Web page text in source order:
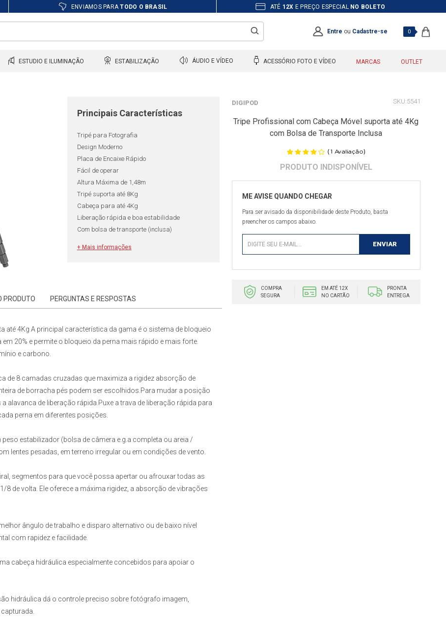
ENVIAMOS PARATODO O BRASIL ATÉ 12X E PREÇO ESPECIAL NO BOLETO
Entre ou Cadastre-se 0
ESTUDIO E ILUMINAÇÃO ESTABILIZAÇÃO ÁUDIO E VÍDEO ACESSÓRIO FOTO E VÍDEO MARCAS OUTLET
Principais Características
Tripé para Fotografia
Design Moderno
Placa de Encaixe Rápido
Fácil de operar
Altura Máxima de 1,48m
Tripé suporta até 8Kg
Cabeça para até 4Kg
Liberação rápida e boa estabilidade
Com bolsa de transporte (inclusa)
+ Mais informações
DIGIPOD 5541
Tripe Profissional com Cabeça Móvel suporta até 4Kg
com Bolsa de Transporte Inclusa
(1 Avaliação)
Para ser avisado da disponibilidade deste Produto, basta
preencher os campos abaixo.
COMPRA
SEGURA
EM ATÉ 12X
NO CARTÃO
PRONTA
ENTREGA
PRODUTO PERGUNTAS E RESPOSTAS
até 4Kg A principal característica da gama é o sistema de bloqueio
em 20% e permite o bloqueio da perna mais rápido e mais forte.
e carbono.
de 8 camadas cruzadas que maximiza a rigidez absorção de
de borracha pés podem ser escolhidos.Para mudar a posição
alavanca de liberação rápida.Puxe a trava de liberação rápida para
perna em diferentes posições.
estabilizador (bolsa de câmera e.g.a completa ou areia /
lentes pesadas, em terreno irregular ou em condições de vento.
segmentos para que você possa apertar ou afrouxar todas as
1/8 de volta. Ele oferece a máxima rigidez, a absorção de vibrações
ângulo de trabalho e disparo alternativo ou de baixo nível
com rapidez e facilidade.
cabeça hidráulica especialmente concebidos para apoiar o
hidráulica dá o controle preciso sobre fotógrafo imagem,